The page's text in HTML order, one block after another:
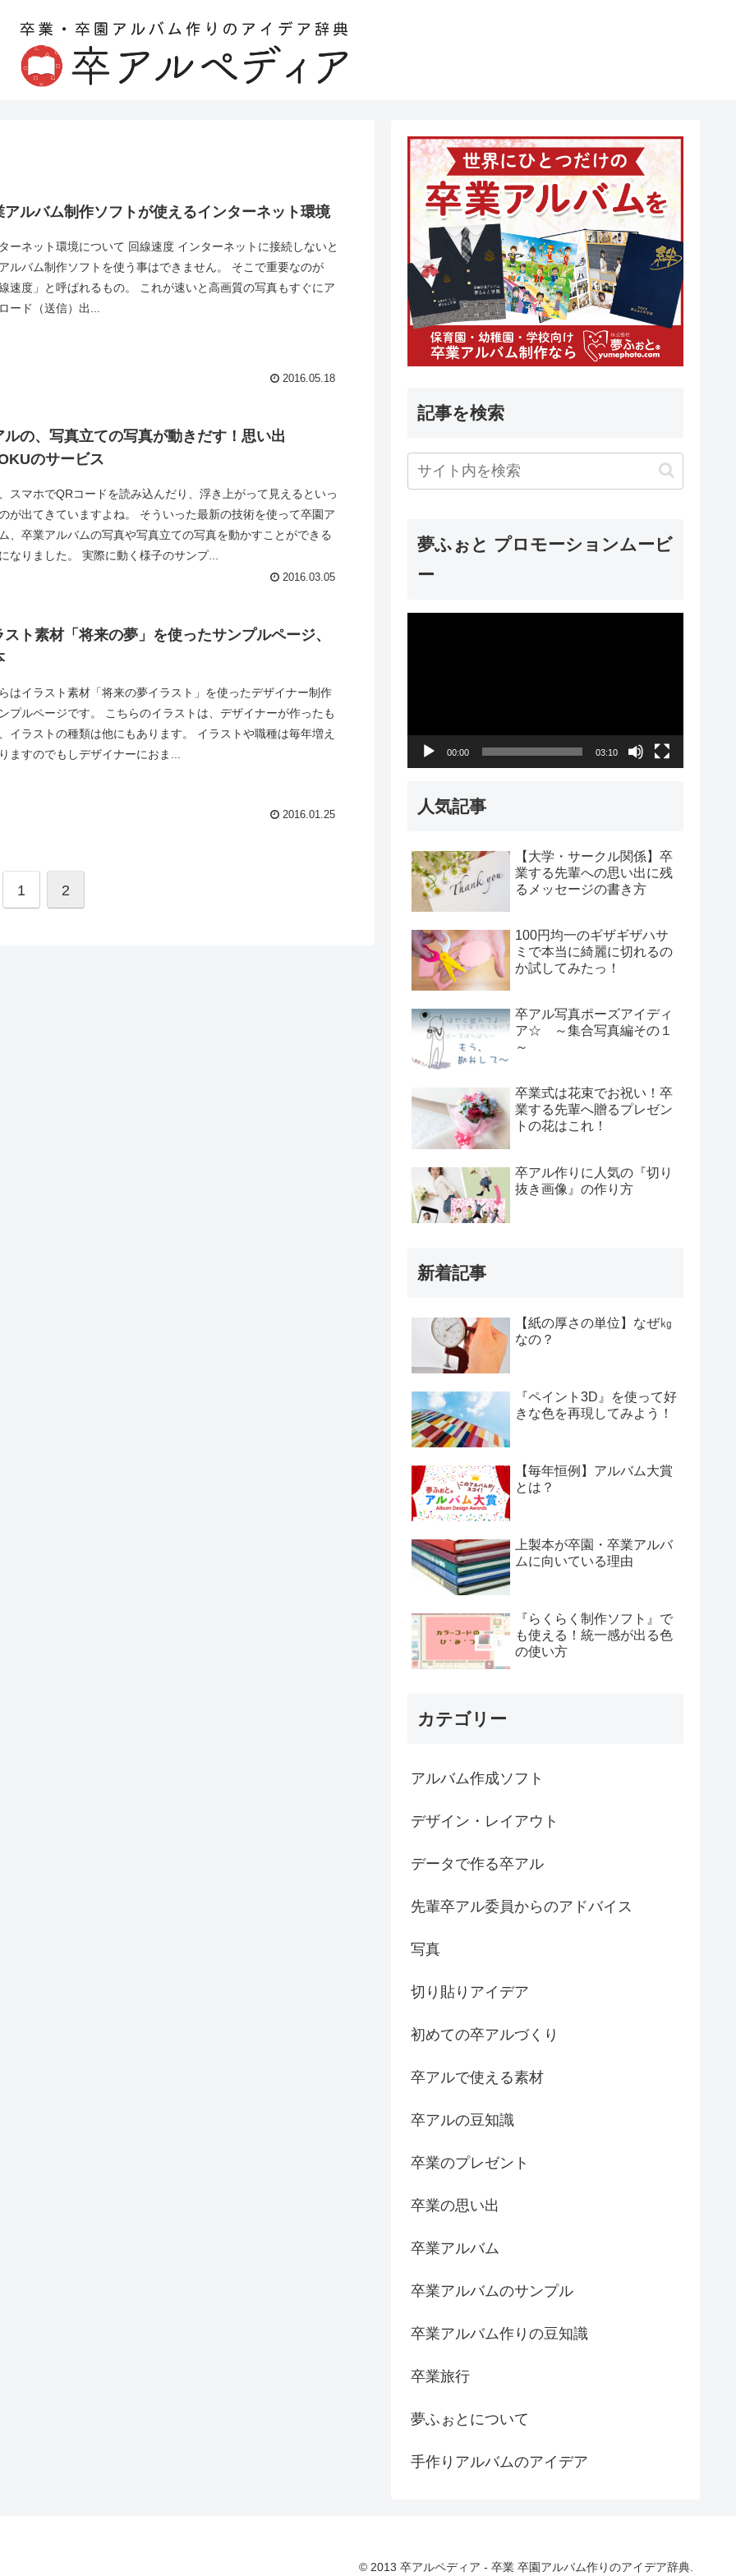
アルバム制作ソフトが使えるインターネット環境
ーネット環境について 回線速度 インターネットに接続しないと
ルバム制作ソフトを使う事はできません。 そこで重要なのが
速度」と呼ばれるもの。 これが速いと高画質の写真もすぐにア
ード（送信）出...
2016.05.18
ルの、写真立ての写真が動きだす！思い出
のサービス
スマホでQRコードを読み込んだり、浮き上がって見えるといっ
が出てきていますよね。 そういった最新の技術を使って卒園ア
、卒業アルバムの写真や写真立ての写真を動かすことができる
なりました。 実際に動く様子のサンプ...
2016.03.05
スト素材「将来の夢」を使ったサンプルページ、
はイラスト素材「将来の夢イラスト」を使ったデザイナー制作
プルページです。 こちらのイラストは、デザイナーが作ったも
イラストの種類は他にもあります。 イラストや職種は毎年増え
ますのでもしデザイナーにおま...
2016.01.25
1 2
記事を検索
夢ふぉと プロモーションムービ
ー
00:00 03:10
人気記事
【大学・サークル関係】卒
業する先輩への思い出に残
るメッセージの書き方
100円均一のギザギザハサ
ミで本当に綺麗に切れるの
か試してみたっ！
卒アル写真ポーズアイディ
ア☆ ～集合写真編その１
～
卒業式は花束でお祝い！卒
業する先輩へ贈るプレゼン
トの花はこれ！
卒アル作りに人気の『切り
抜き画像』の作り方
新着記事
【紙の厚さの単位】なぜ㎏
なの？
『ペイント3D』を使って好
きな色を再現してみよう！
【毎年恒例】アルバム大賞
とは？
上製本が卒園・卒業アルバ
ムに向いている理由
『らくらく制作ソフト』で
も使える！統一感が出る色
の使い方
カテゴリー
アルバム作成ソフト
デザイン・レイアウト
データで作る卒アル
先輩卒アル委員からのアドバイス
写真
切り貼りアイデア
初めての卒アルづくり
卒アルで使える素材
卒アルの豆知識
卒業のプレゼント
卒業の思い出
卒業アルバム
卒業アルバムのサンプル
卒業アルバム作りの豆知識
卒業旅行
夢ふぉとについて
手作りアルバムのアイデア
© 2013 卒アルペディア - 卒業 卒園アルバム作りのアイデア辞典.